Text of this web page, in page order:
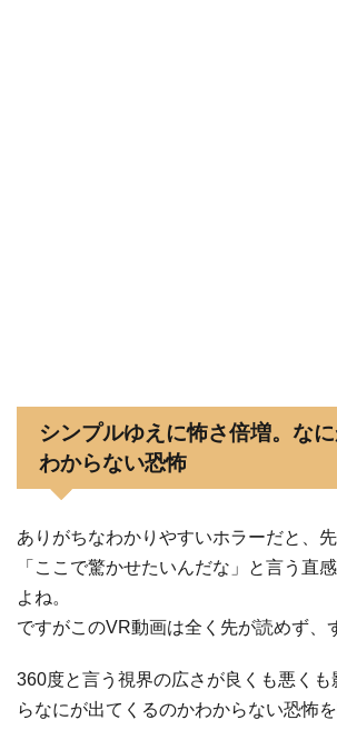
シンプルゆえに怖さ倍増。な
わからない恐怖
ありがちなわかりやすいホラーだと、
「ここで驚かせたいんだな」と言う直
よね。
ですがこのVR動画は全く先が読めず、
360度と言う視界の広さが良くも悪く
らなにが出てくるのかわからない恐怖を